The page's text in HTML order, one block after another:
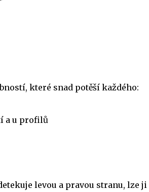
které snad potěší každého:
a u profilů
levou a pravou stranu, lze ji